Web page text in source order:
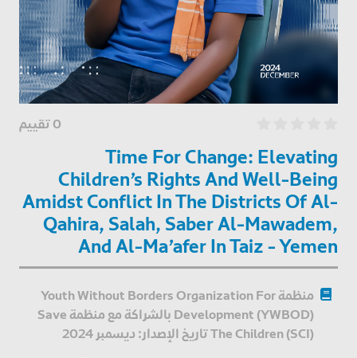
0 تقييم
Time For Change: Elevating
Children’s Rights And Well-Being
Amidst Conflict In The Districts Of Al-
Qahira, Salah, Saber Al-Mawadem,
And Al-Ma’afer In Taiz - Yemen
منظمة Youth Without Borders Organization For
Development (YWBOD) بالشراكة مع منظمة Save
The Children (SCI) تاريخ الإصدار: ديسمبر 2024